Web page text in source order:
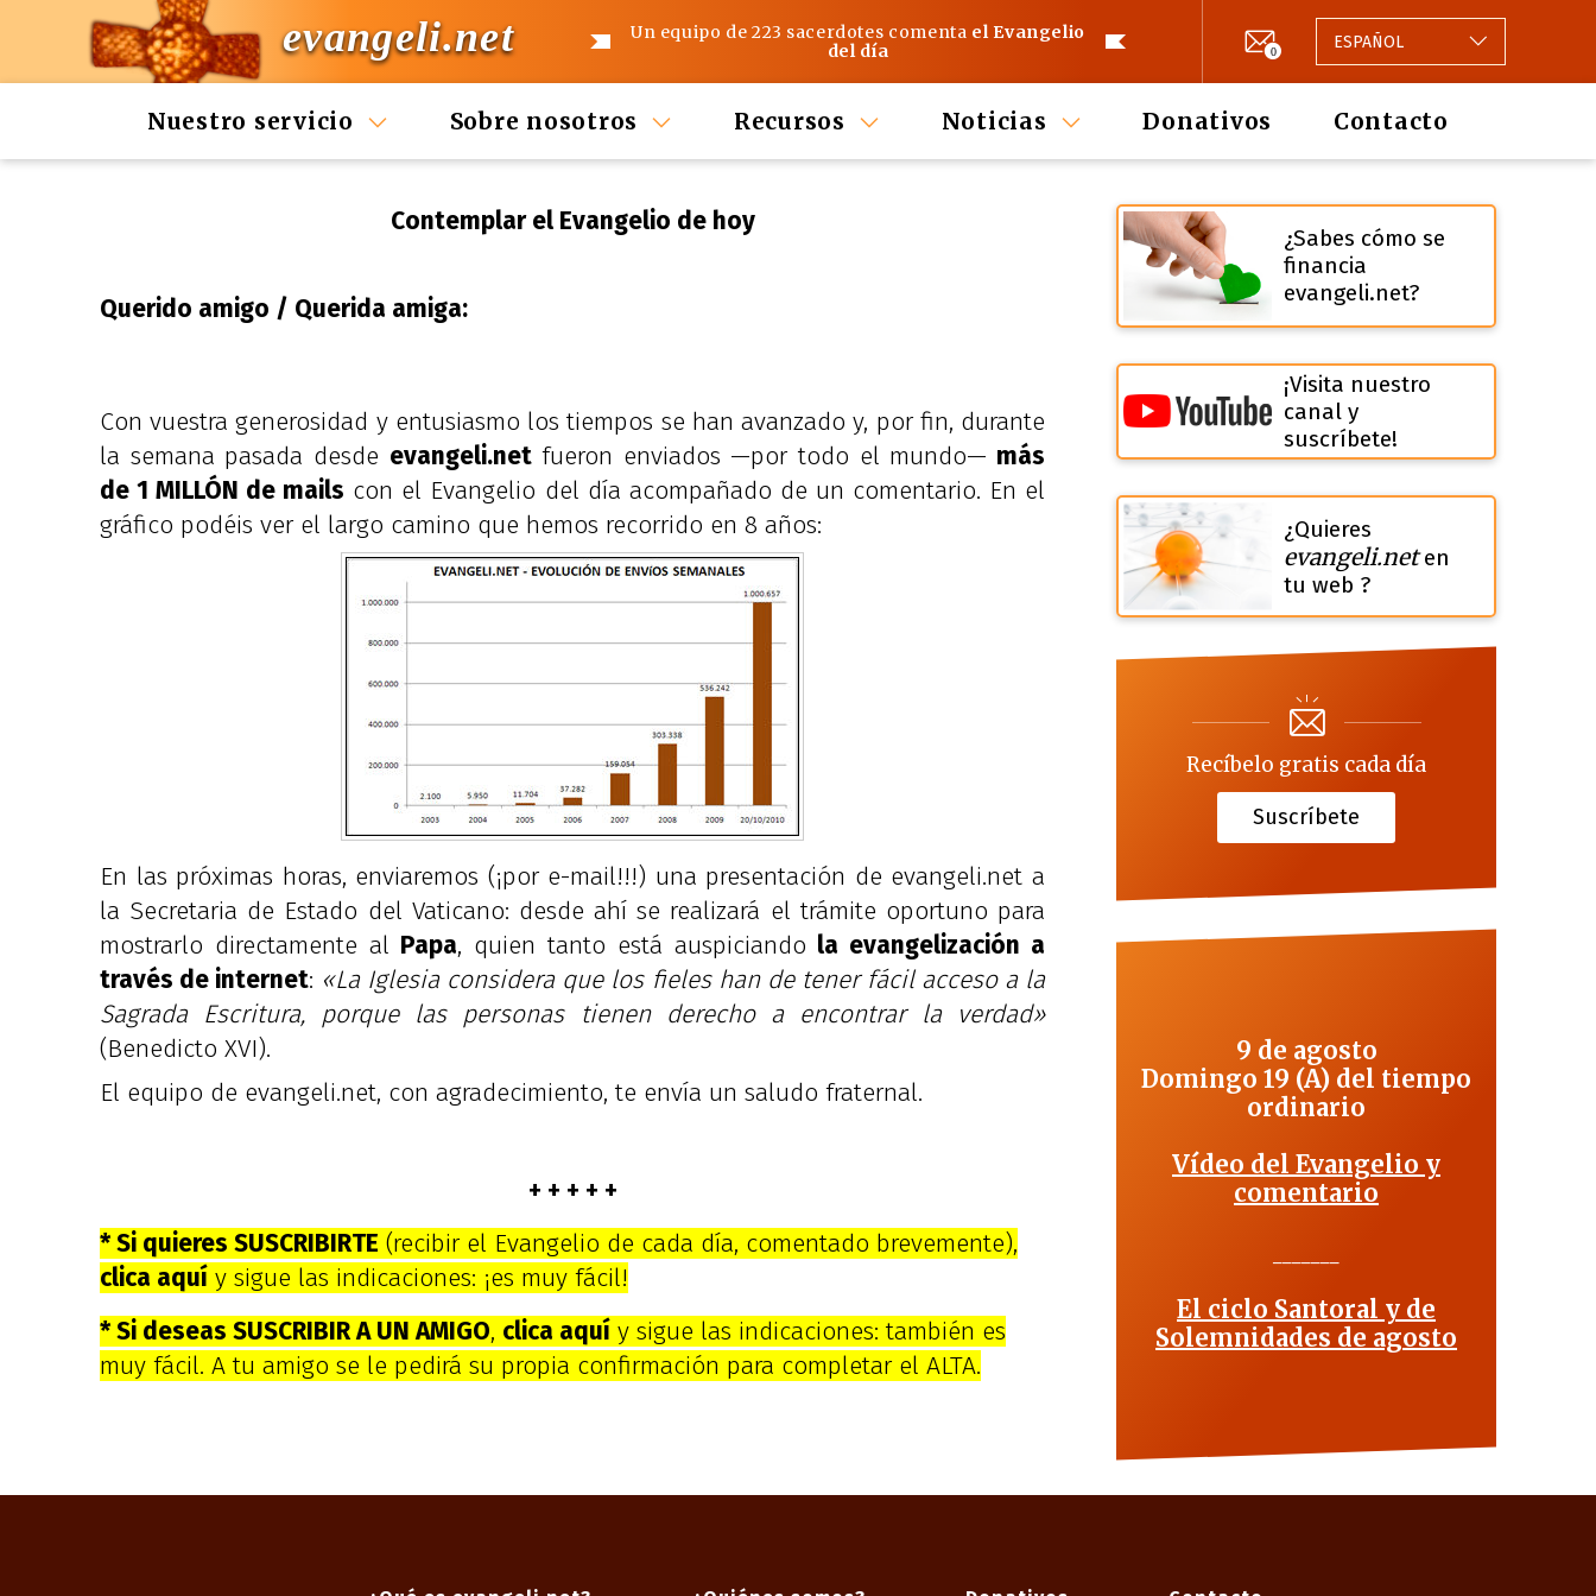
evangeli.net Un equipo de 223 sacerdotes comenta el Evangelio
del día
0 ESPAÑOL
Nuestro servicio Sobre nosotros Recursos Noticias Donativos Contacto
Contemplar el Evangelio de hoy
Querido amigo / Querida amiga:
Con vuestra generosidad y entusiasmo los tiempos se han avanzado y, por fin, durante
la semana pasada desde evangeli.netfueron enviados —por todo el mundo— más
de 1 MILLÓN de mails con el Evangelio del día acompañado de un comentario. En el
gráfico podéis ver el largo camino que hemos recorrido en 8 años:
En las próximas horas, enviaremos (¡por e-mail!!!) una presentación de evangeli.net a
la Secretaria de Estado del Vaticano: desde ahí se realizará el trámite oportuno para
mostrarlo directamente al Papa, quien tanto está auspiciando la evangelización a
través de internet: «La Iglesia considera que los fieles han de tener fácil acceso a la
Sagrada Escritura, porque las personas tienen derecho a encontrar la verdad»
(Benedicto XVI).
El equipo de evangeli.net, con agradecimiento, te envía un saludo fraternal.
+ + + + +
* Si quieres SUSCRIBIRTE (recibir el Evangelio de cada día, comentado brevemente),
clica aquí y sigue las indicaciones: ¡es muy fácil!
* Si deseas SUSCRIBIR A UN AMIGO, clica aquí y sigue las indicaciones: también es
muy fácil. A tu amigo se le pedirá su propia confirmación para completar el ALTA.
¿Sabes cómo se
financia
evangeli.net?
¡Visita nuestro
canal y
suscríbete!
¿Quieres
evangeli.neten
tu web ?
Recíbelo gratis cada día
Suscríbete
9 de agosto
Domingo 19 (A) del tiempo
ordinario
Vídeo del Evangelio y
comentario
El ciclo Santoral y de
Solemnidades de agosto